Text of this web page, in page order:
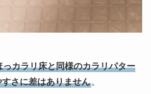
っカラリ床と同様のカラリパター
さに差はありません。